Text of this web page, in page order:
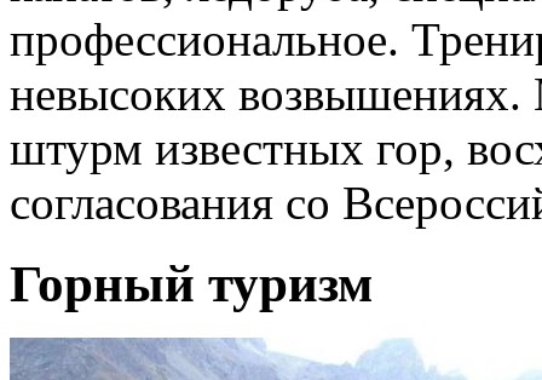
профессиональное.
невысоких возвышениях.
штурм известных гор,
согласования со
Горный туризм